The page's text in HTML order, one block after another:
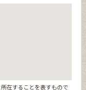
在することを表すもので